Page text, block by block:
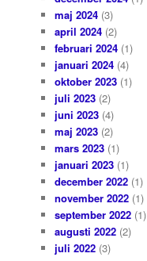
maj 2024(3)
april 2024(2)
februari 2024(1)
januari 2024(4)
oktober 2023(1)
juli 2023(2)
juni 2023(4)
maj 2023(2)
mars 2023(1)
januari 2023(1)
december 2022(1)
november 2022(1)
september 2022(1)
augusti 2022(2)
juli 2022(3)